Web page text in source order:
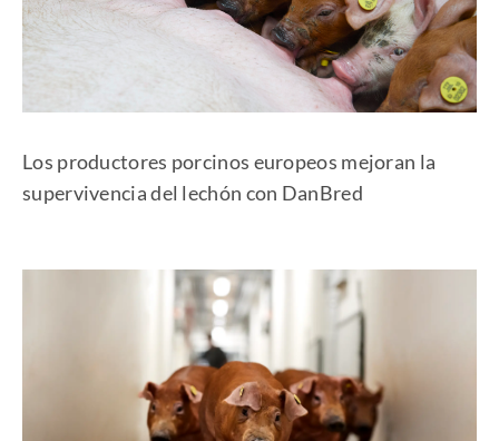
Los productores porcinos europeos mejoran la
supervivencia del lechón con DanBred